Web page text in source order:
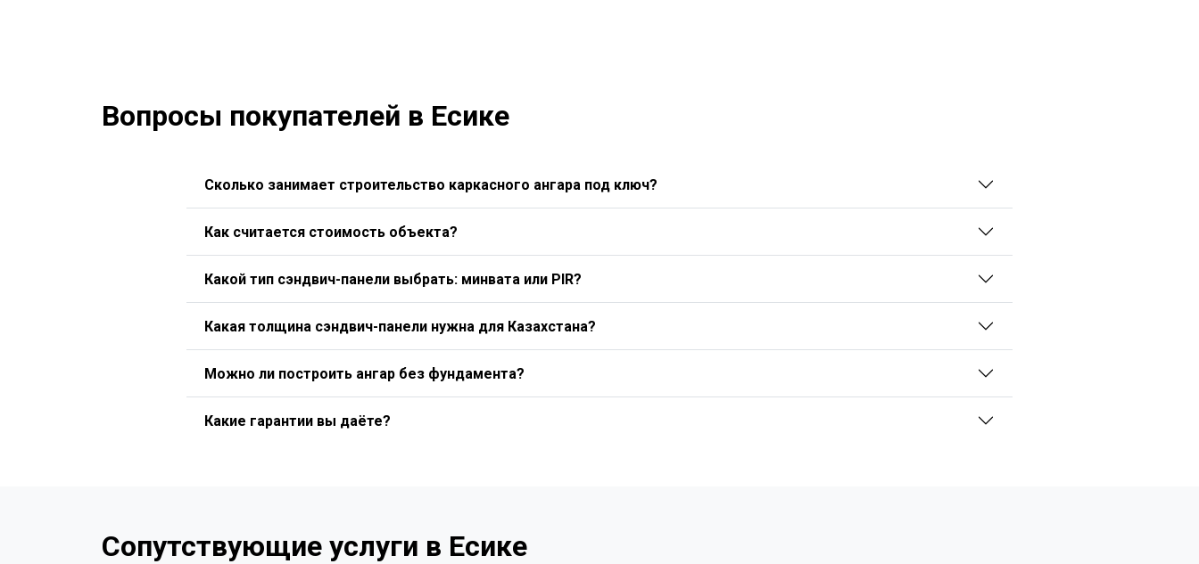
Вопросы покупателей в Есике
Сколько занимает строительство каркасного ангара под ключ?
Как считается стоимость объекта?
Какой тип сэндвич-панели выбрать: минвата или PIR?
Какая толщина сэндвич-панели нужна для Казахстана?
Можно ли построить ангар без фундамента?
Какие гарантии вы даёте?
Сопутствующие услуги в Есике